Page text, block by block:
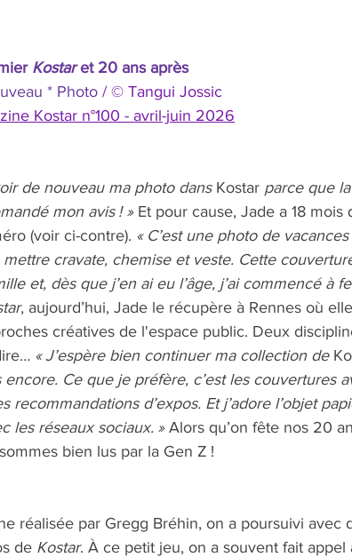
Kostar et 20 ans après
* Photo / © Tangui Jossic
Kostar n°100 - avril-juin 2026
de nouveau ma photo dans Kostar parce que
mon avis ! » Et pour cause, Jade a 18 mois
(voir ci-contre). « C’est une photo de
cravate, chemise et veste. Cette
et, dès que j’en ai eu l’âge, j’ai commencé à
, aujourd’hui, Jade le récupère à Rennes où
créatives de l'espace public. Deux
« J’espère bien continuer ma collection de
Ce que je préfère, c’est les couvertures
recommandations d’expos. Et j’adore l’objet
les réseaux sociaux. » Alors qu’on fête nos 20
bien lus par la Gen Z !
réalisée par Gregg Bréhin, on a poursuivi avec
de Kostar. À ce petit jeu, on a souvent fait appel